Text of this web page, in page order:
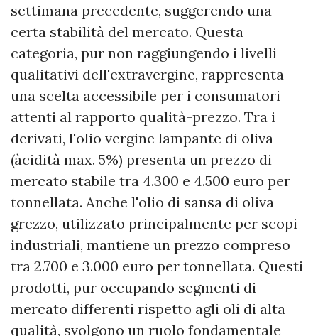
settimana precedente, suggerendo una
certa stabilità del mercato. Questa
categoria, pur non raggiungendo i livelli
qualitativi dell'extravergine, rappresenta
una scelta accessibile per i consumatori
attenti al rapporto qualità-prezzo. Tra i
derivati, l'olio vergine lampante di oliva
(àcidità max. 5%) presenta un prezzo di
mercato stabile tra 4.300 e 4.500 euro per
tonnellata. Anche l'olio di sansa di oliva
grezzo, utilizzato principalmente per scopi
industriali, mantiene un prezzo compreso
tra 2.700 e 3.000 euro per tonnellata. Questi
prodotti, pur occupando segmenti di
mercato differenti rispetto agli oli di alta
qualità, svolgono un ruolo fondamentale